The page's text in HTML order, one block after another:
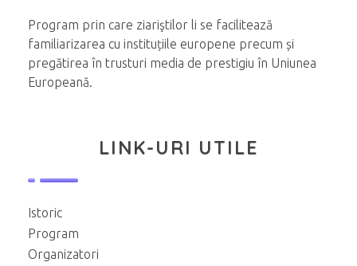
Program prin care ziariştilor li se facilitează
familiarizarea cu instituțiile europene precum și
pregătirea în trusturi media de prestigiu în Uniunea
Europeană.
LINK-URI UTILE
Istoric
Program
Organizatori